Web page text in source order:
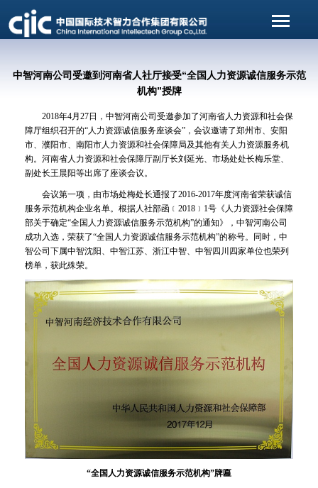
中智河南公司受邀到河南省人社厅接受“全国人力资源诚信服务示范
机构”授牌
2018年4月27日，中智河南公司受邀参加了河南省人力资源和社会保
障厅组织召开的“人力资源诚信服务座谈会”，会议邀请了郑州市、安阳
市、濮阳市、南阳市人力资源和社会保障局及其他有关人力资源服务机
构。河南省人力资源和社会保障厅副厅长刘延光、市场处处长梅乐堂、
副处长王晨阳等出席了座谈会议。
会议第一项，由市场处梅处长通报了2016-2017年度河南省荣获诚信
服务示范机构企业名单。根据人社部函﹝2018﹞1号《人力资源社会保障
部关于确定“全国人力资源诚信服务示范机构”的通知》，中智河南公司
成功入选，荣获了“全国人力资源诚信服务示范机构”的称号。同时，中
智公司下属中智沈阳、中智江苏、浙江中智、中智四川四家单位也荣列
榜单，获此殊荣。
“全国人力资源诚信服务示范机构”牌匾